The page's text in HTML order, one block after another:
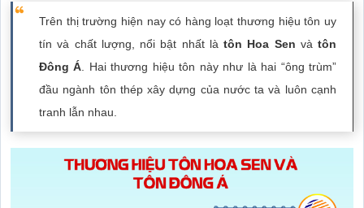
Trên thị trường hiện nay có hàng loạt thương hiệu tôn uy
tín và chất lượng, nổi bật nhất là tôn Hoa Sen và tôn
Đông Á. Hai thương hiệu tôn này như là hai “ông trùm”
đầu ngành tôn thép xây dựng của nước ta và luôn cạnh
tranh lẫn nhau.